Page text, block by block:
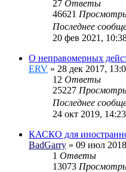
27 Ответы
46621
Последнее
20 фев 2021,
О неправомерных
ERV » 28 дек 2017,
12 Ответы
25227
Последнее
24 окт 2019, 14:23
КАСКО для
BadGarry » 09 июл
1 Ответы
13073